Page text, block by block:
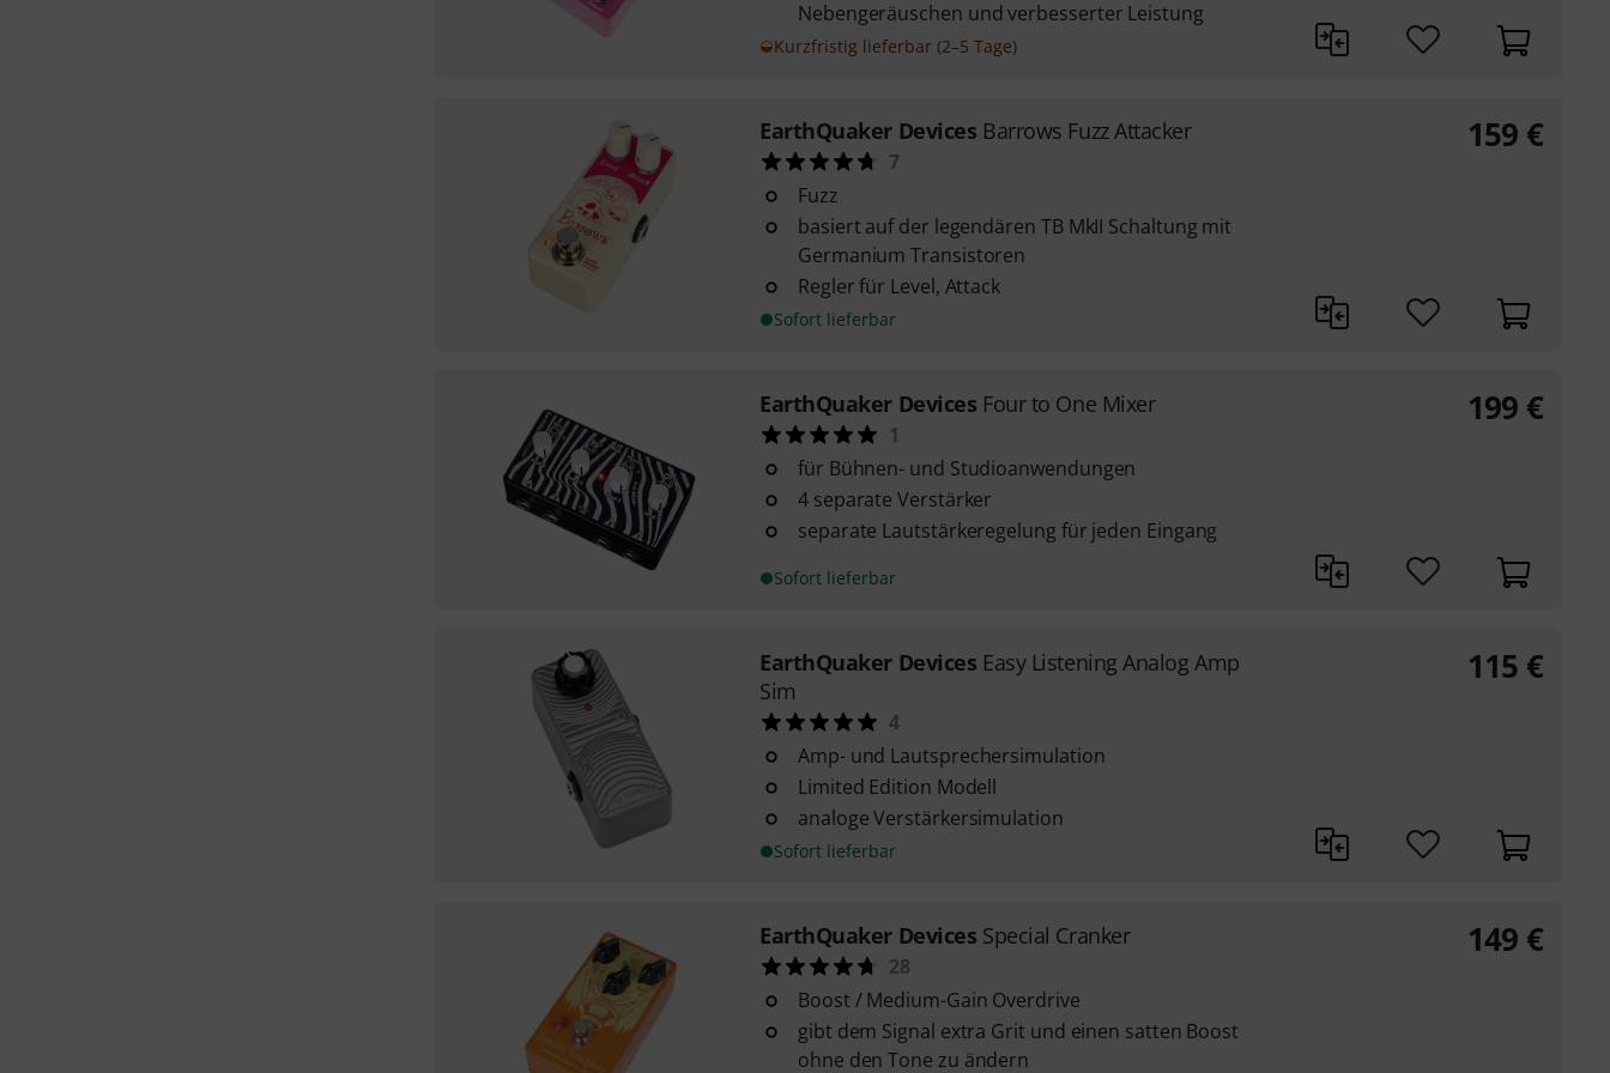
Nebengeräuschen und verbesserter Leistung
Kurzfristig lieferbar (2–5 Tage)
EarthQuaker Devices Barrows Fuzz Attacker
7
Fuzz
basiert auf der legendären TB MkII Schaltung mit
Germanium Transistoren
Regler für Level, Attack
Sofort lieferbar
159 €
EarthQuaker Devices Four to One Mixer
1
für Bühnen- und Studioanwendungen
4 separate Verstärker
separate Lautstärkeregelung für jeden Eingang
Sofort lieferbar
199 €
EarthQuaker Devices Easy Listening Analog Amp
Sim
4
Amp- und Lautsprechersimulation
Limited Edition Modell
analoge Verstärkersimulation
Sofort lieferbar
115 €
EarthQuaker Devices Special Cranker
28
Boost / Medium-Gain Overdrive
gibt dem Signal extra Grit und einen satten Boost
ohne den Tone zu ändern
149 €